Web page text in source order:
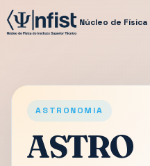
Núcleo de
ASTRONOMIA
ASTRO